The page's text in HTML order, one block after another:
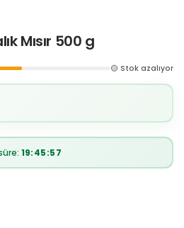
Mısır 500 g
🟡 Stok azalıyor
19:45:56